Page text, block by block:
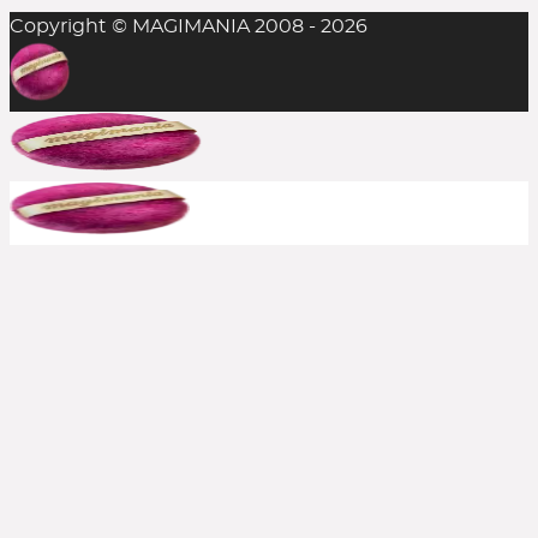
In der Regel ist das Einlösen mehrerer
Rabattcodes auf einen Einkauf nicht möglich,
aber man sollte es stets probieren. Die
Kombination aus Rabattcode und Gratis-
Zugabe(n) gelingt durchaus mal, insofern alle
anderen Bedingungen erfüllt sind.
Bereits reduzierte Produkte sind meist von
Copyright © MAGIMANIA 2008 - 2026